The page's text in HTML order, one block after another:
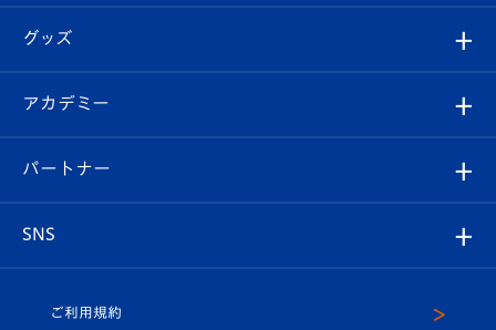
チケット
イベント
メディア
ホームタウン
スタッフプロフィール
マスコット紹介
はじめての観戦ガイド
Revive Team
ヴィヴィくんの長崎おもてなしガイド
フォトギャラリー
スタジアムグルメ
チケット
V-LOVERS（ファンクラブ）
プレイヤーズスイート
グッズ
オンラインショップ
店舗情報
アカデミー
育成からのお知らせ
U-18
パートナー
SNS
ご利用規約